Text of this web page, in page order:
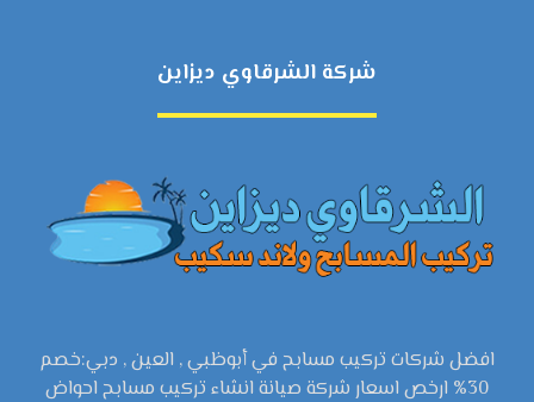
شركة الشرقاوي ديزاين
افضل شركات تركيب مسابح في أبوظبي , العين , دبي:خصم
30% ارخص اسعار شركة صيانة انشاء تركيب مسابح احواض